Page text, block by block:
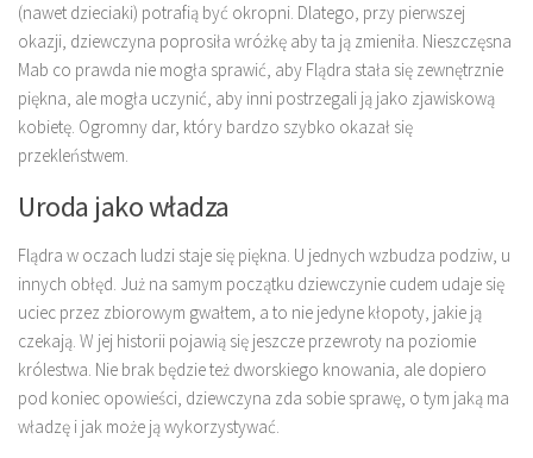
(nawet dzieciaki) potrafią być okropni. Dlatego, przy pierwszej
okazji, dziewczyna poprosiła wróżkę aby ta ją zmieniła. Nieszczęsna
Mab co prawda nie mogła sprawić, aby Flądra stała się zewnętrznie
piękna, ale mogła uczynić, aby inni postrzegali ją jako zjawiskową
kobietę. Ogromny dar, który bardzo szybko okazał się
przekleństwem.
Uroda jako władza
Flądra w oczach ludzi staje się piękna. U jednych wzbudza podziw, u
innych obłęd. Już na samym początku dziewczynie cudem udaje się
uciec przez zbiorowym gwałtem, a to nie jedyne kłopoty, jakie ją
czekają. W jej historii pojawią się jeszcze przewroty na poziomie
królestwa. Nie brak będzie też dworskiego knowania, ale dopiero
pod koniec opowieści, dziewczyna zda sobie sprawę, o tym jaką ma
władzę i jak może ją wykorzystywać.